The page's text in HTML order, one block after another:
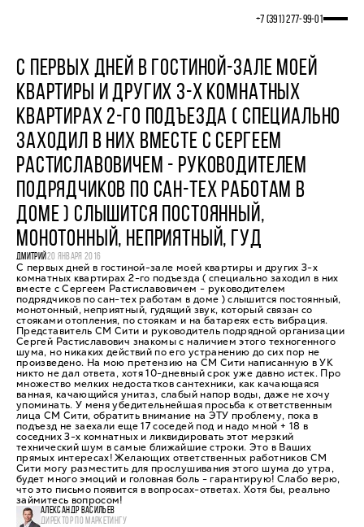
+7 (391) 277‒99‒01
С ПЕРВЫХ ДНЕЙ В ГОСТИНОЙ-ЗАЛЕ МОЕЙ
КВАРТИРЫ И ДРУГИХ 3-Х КОМНАТНЫХ
КВАРТИРАХ 2-ГО ПОДЪЕЗДА ( СПЕЦИАЛЬНО
ЗАХОДИЛ В НИХ ВМЕСТЕ С СЕРГЕЕМ
РАСТИСЛАВОВИЧЕМ - РУКОВОДИТЕЛЕМ
ПОДРЯДЧИКОВ ПО САН-ТЕХ РАБОТАМ В
ДОМЕ ) СЛЫШИТСЯ ПОСТОЯННЫЙ,
МОНОТОННЫЙ, НЕПРИЯТНЫЙ, ГУД
ДМИТРИЙ20 ЯНВАРЯ 2016
С первых дней в гостиной-зале моей квартиры и других 3-х
комнатных квартирах 2-го подъезда ( специально заходил в них
вместе с Сергеем Растиславовичем - руководителем
подрядчиков по сан-тех работам в доме ) слышится постоянный,
монотонный, неприятный, гудящий звук, который связан со
стояками отопления, по стоякам и на батареях есть вибрация.
Представитель СМ Сити и руководитель подрядной организации
Сергей Растиславович знакомы с наличием этого техногенного
шума, но никаких действий по его устранению до сих пор не
произведено. На мою претензию на СМ Сити написанную в УК
никто не дал ответа, хотя 10-дневный срок уже давно истек. Про
множество мелких недостатков сантехники, как качающаяся
ванная, качающийся унитаз, слабый напор воды, даже не хочу
упоминать. У меня убедительнейшая просьба к ответственным
лица СМ Сити, обратить внимание на ЭТУ проблему, пока в
подъезд не заехали еще 17 соседей под и надо мной + 18 в
соседних 3-х комнатных и ликвидировать этот мерзкий
технический шум в самые ближайшие строки. Это в Ваших
прямых интересах! Желающих ответственных работников СМ
Сити могу разместить для прослушивания этого шума до утра,
будет много эмоций и головная боль - гарантирую! Слабо верю,
что это письмо появится в вопросах-ответах. Хотя бы, реально
займитесь вопросом!
АЛЕКСАНДР ВАСИЛЬЕВ
ДИРЕКТОР ПО МАРКЕТИНГУ